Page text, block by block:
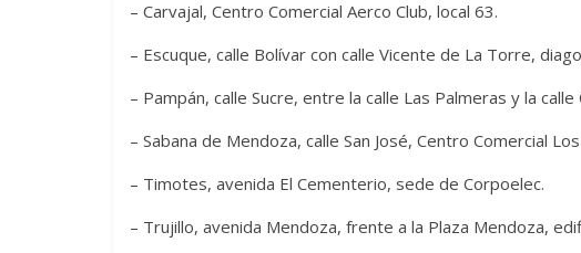
– Carvajal, Centro Comercial Aerco Club, local 63.
– Escuque, calle Bolívar con calle Vicente de La Torre,
– Pampán, calle Sucre, entre la calle Las Palmeras y la calle
– Sabana de Mendoza, calle San José, Centro Comercial
– Timotes, avenida El Cementerio, sede de Corpoelec.
– Trujillo, avenida Mendoza, frente a la Plaza Mendoza,